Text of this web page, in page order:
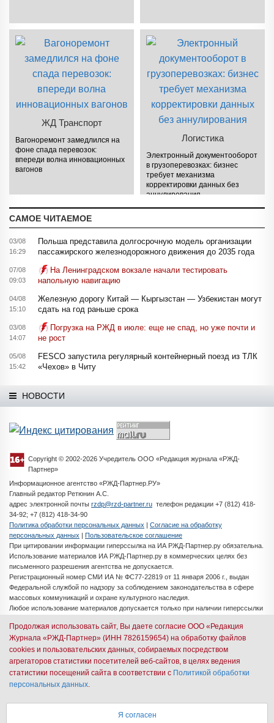
ЖД Транспорт
Вагоноремонт замедлился на
фоне спада перевозок:
впереди волна инновационных
вагонов
Логистика
Электронный документооборот
в грузоперевозках: бизнес
требует механизма
корректировки данных без
аннулирования
САМОЕ ЧИТАЕМОЕ
03/08
16:29
Польша представила долгосрочную модель организации
пассажирского железнодорожного движения до 2035 года
07/08
09:03
На Ленинградском вокзале начали тестировать
напольную навигацию
04/08
15:10
Железную дорогу Китай — Кыргызстан — Узбекистан могут
сдать на год раньше срока
03/08
14:07
Погрузка на РЖД в июле: еще не спад, но уже почти и
не рост
05/08
15:42
FESCO запустила регулярный контейнерный поезд из ТЛК
«Чехов» в Читу
НОВОСТИ
Copyright © 2002-2026 Учредитель ООО «Редакция журнала «РЖД-
Партнер»
Информационное агентство «РЖД-Партнер.РУ»
Главный редактор Ретюнин А.С.
адрес электронной почты rzdp@rzd-partner.ru телефон редакции +7 (812) 418-
34-92; +7 (812) 418-34-90
Политика обработки персональных данных | Согласие на обработку
персональных данных | Пользовательское соглашение
При цитировании информации гиперссылка на ИА РЖД-Партнер.ру обязательна.
Использование материалов ИА РЖД-Партнер.ру в коммерческих целях без
письменного разрешения агентства не допускается.
Регистрационный номер СМИ ИА № ФС77-22819 от 11 января 2006 г., выдан
Федеральной службой по надзору за соблюдением законодательства в сфере
массовых коммуникаций и охране культурного наследия.
Любое использование материалов допускается только при наличии гиперссылки
Разработка сайта -iMedia Solutions
Продолжая использовать сайт, Вы даете согласие ООО «Редакция
Журнала «РЖД-Партнер» (ИНН 7826159654) на обработку файлов
cookies и пользовательских данных, собираемых посредством
агрегаторов статистики посетителей веб-сайтов, в целях ведения
статистики посещений сайта в соответствии с Политикой обработки
персональных данных.
Я согласен
Авторизация через иностранные почтовые сервисы
запрещена согласно ФЗ № 149. Пожалуйста,
используйте российскую почту (Mail.ru, Яндекс и др.)
или российскую корпоративную почту.